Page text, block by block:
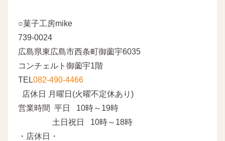
○菓子工房mike
739-0024
広島県東広島市西条町御薗宇6035
コンチェルト御薗宇1階
TEL082-490-4466
店休日 月曜日(火曜不定休あり)
営業時間 平日 10時～19時
土日祝日 10時～18時
・店休日・